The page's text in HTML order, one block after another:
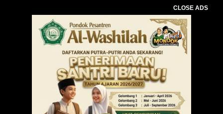
CLOSE ADS